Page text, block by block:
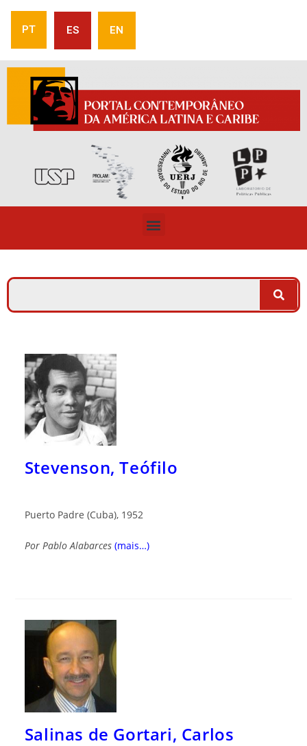
PT ES EN
Stevenson, Teófilo
Puerto Padre (Cuba), 1952
Por Pablo Alabarces (mais…)
Salinas de Gortari, Carlos